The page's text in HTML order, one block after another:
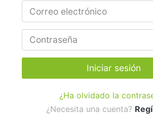
Iniciar sesión
¿Ha olvidado la
¿Necesita una cuenta?